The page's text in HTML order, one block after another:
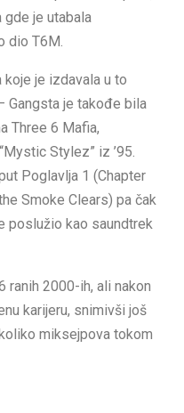
je utabala
dio T6M.
je izdavala u to
Gangsta je takođe bila
Three 6 Mafia,
Stylez” iz ’95.
Poglavlja 1 (Chapter
Smoke Clears) pa čak
poslužio kao saundtrek
ranih 2000-ih, ali nakon
karijeru, snimivši još
miksejpova tokom